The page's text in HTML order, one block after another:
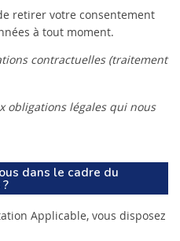
retirer votre consentement
à tout moment.
contractuelles (traitement
obligations légales qui nous
dans le cadre du
Applicable, vous disposez